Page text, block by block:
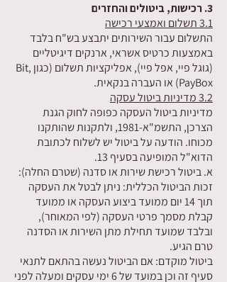
3. רכישות, ביטולים והחזרים
3.1 תשלום ואמצעי רכישה
התשלום עבור השירותים יתבצע בש"ח בלבד
באמצעות כרטיס אשראי, ארנקים דיגיטליים
(גוגל פיי, אפל פיי), אפליקציות תשלום (כגון Bit,
PayBox) או העברה בנקאית.
3.2 מדיניות ביטול עסקה
מדיניות ביטול העסקה כפופה לחוק הגנת
הצרכן, התשמ"א-1981, ולתקנות שהותקנו
מכוחו. הודעה על ביטול יש לשלוח לכתובת
הדוא"ל המופיעה בסעיף 13.
א. ביטול רכישת שירות או סדנה (שטרם החלה):
זכות הביטול הכללית: ניתן לבטל את העסקה
תוך 14 יום ממועד ביצוע העסקה או ממועד
קבלת מסמך פרטי העסקה (לפי המאוחר),
ובלבד שמועד תחילת מתן השירות או הסדנה
טרם הגיע.
ביטול מוקדם: אם הביטול נעשה בהתאם לתנאי
סעיף זה וכן במועד של 6 ימי עסקים ומעלה לפני